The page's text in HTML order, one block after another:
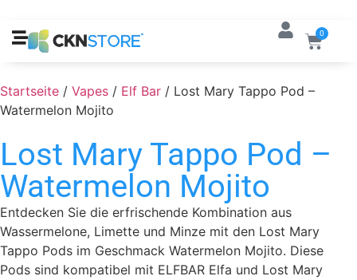
0
Startseite / Vapes / Elf Bar / Lost Mary Tappo Pod –
Watermelon Mojito
Lost Mary Tappo Pod –
Watermelon Mojito
Entdecken Sie die erfrischende Kombination aus
Wassermelone, Limette und Minze mit den Lost Mary
Tappo Pods im Geschmack Watermelon Mojito. Diese
Pods sind kompatibel mit ELFBAR Elfa und Lost Mary